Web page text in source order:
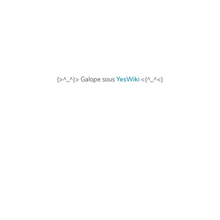
(>^_^)> Galope sousYesWiki<(^_^<)